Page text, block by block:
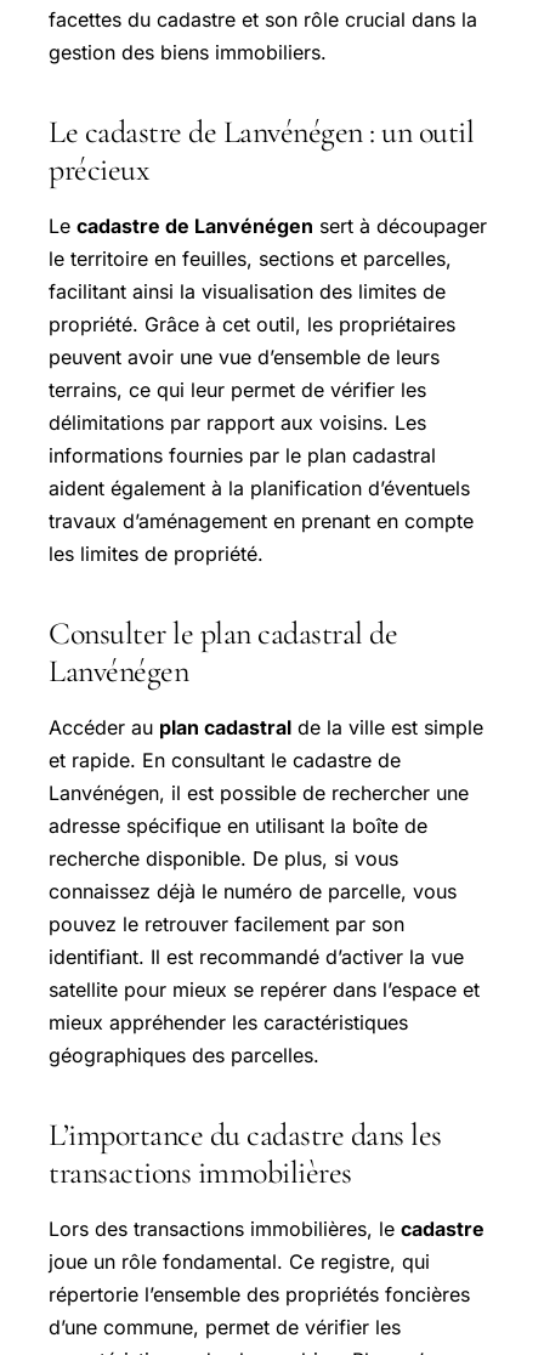
facettes du cadastre et son rôle crucial dans la
gestion des biens immobiliers.
Le cadastre de Lanvénégen : un outil
précieux
Le cadastre de Lanvénégen sert à découpager
le territoire en feuilles, sections et parcelles,
facilitant ainsi la visualisation des limites de
propriété. Grâce à cet outil, les propriétaires
peuvent avoir une vue d’ensemble de leurs
terrains, ce qui leur permet de vérifier les
délimitations par rapport aux voisins. Les
informations fournies par le plan cadastral
aident également à la planification d’éventuels
travaux d’aménagement en prenant en compte
les limites de propriété.
Consulter le plan cadastral de
Lanvénégen
Accéder au plan cadastral de la ville est simple
et rapide. En consultant le cadastre de
Lanvénégen, il est possible de rechercher une
adresse spécifique en utilisant la boîte de
recherche disponible. De plus, si vous
connaissez déjà le numéro de parcelle, vous
pouvez le retrouver facilement par son
identifiant. Il est recommandé d’activer la vue
satellite pour mieux se repérer dans l’espace et
mieux appréhender les caractéristiques
géographiques des parcelles.
L’importance du cadastre dans les
transactions immobilières
Lors des transactions immobilières, le cadastre
joue un rôle fondamental. Ce registre, qui
répertorie l’ensemble des propriétés foncières
d’une commune, permet de vérifier les